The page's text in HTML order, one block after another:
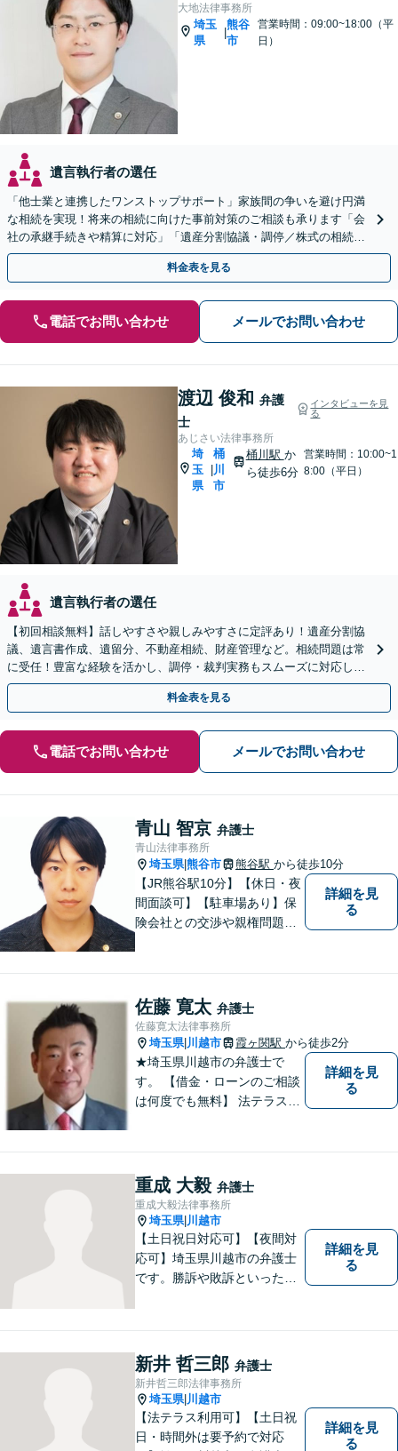
大地法律事務所
埼玉
県
|
熊谷
市
営業時間：09:00~18:00（平
日）
遺言執行者の選任
「他士業と連携したワンストップサポート」家族間の争いを避け円満
な相続を実現！将来の相続に向けた事前対策のご相談も承ります「会
社の承継手続きや精算に対応」「遺産分割協議・調停／株式の相続／
使い込み／成年後見／遺言書作成など」
料金表を見る
電話でお問い合わせ メールでお問い合わせ
渡辺 俊和 弁護
士
インタビューを見
る
あじさい法律事務所
埼
玉
県
桶
川
市
桶川駅 か
ら徒歩6分
営業時間：10:00~1
8:00（平日）
遺言執行者の選任
【初回相談無料】話しやすさや親しみやすさに定評あり！遺産分割協
議、遺言書作成、遺留分、不動産相続、財産管理など。相続問題は常
に受任！豊富な経験を活かし、調停・裁判実務もスムーズに対応しま
す【桶川駅6分】【オンライン相談OK】
料金表を見る
電話でお問い合わせ メールでお問い合わせ
青山 智京 弁護士
青山法律事務所
埼玉県|熊谷市 熊谷駅 から徒歩10分
【JR熊谷駅10分】【休日・夜
間面談可】【駐車場あり】保
険会社との交渉や親権問題、
が高い」と感じる方も、まず
はお気持ちをお聞かせくださ
い。
詳細を見
る
佐藤 寛太 弁護士
佐藤寛太法律事務所
埼玉県| 川越市 霞ヶ関駅 から徒歩2分
★埼玉県川越市の弁護士で
す。 【借金・ローンのご相談
は何度でも無料】 法テラス契
詳細を見
る
重成 大毅 弁護士
重成大毅法律事務所
埼玉県| 川越市
【土日祝日対応可】【夜間対
応可】埼玉県川越市の弁護士
です。勝訴や敗訴といった結
ます。ぜひ一度ご相談くださ
い。
詳細を見
る
新井 哲三郎 弁護士
新井哲三郎法律事務所
埼玉県| 川越市
【法テラス利用可】【土日祝
日・時間外は要予約で対応
詳細を見
る